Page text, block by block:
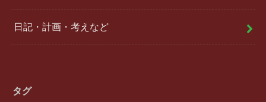
日記・計画・考えなど
タグ